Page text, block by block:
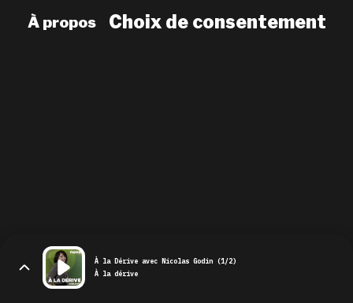
À propos Choix de consentement
À la Dérive avec Nicolas Godin (1/2)
À la dérive